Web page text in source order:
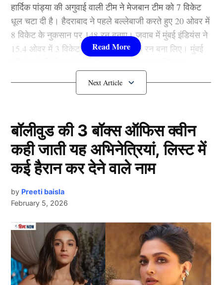
हार्दिक पांड्या की अगुवाई वाली टीम ने मेजबान टीम को 7 विकेट
धूल चटा दी है। हैदराबाद ने पहले बल्लेबाजी करते हुए 20 ओवर में
8 विकेट के नुकसान पर 148 रन बनाए। जवाब में मुंबई इंडियंस ने
15.4 ओवर में 3 विकेट के नुकसान पर 146 रन बना लिए। मुंबई
Cummins) काफी निराश नजर आए है। और उन्होंने हार को
लेकर क्या कुछ कहा आइए जानते है।
Pat Cummins ने कही ये बात
Pat Cummins
मुंबई इंडियंस से मिली हार के बाद सनराइजर्स हैदराबाद के कप्तान
Next Article
बॉलीवुड की 3 बॉक्स ऑफिस क्वीन
कही जाती यह अभिनेत्रियां, लिस्ट में
कई हैरान कर देने वाले नाम
by Preeti baisla
February 5, 2026